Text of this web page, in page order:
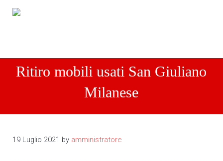
Passa al contenuto principale
Skip to header right navigation
Skip to site footer
Ritiro mobili usati San Giuliano
Milanese
19 Luglio 2021 by amministratore